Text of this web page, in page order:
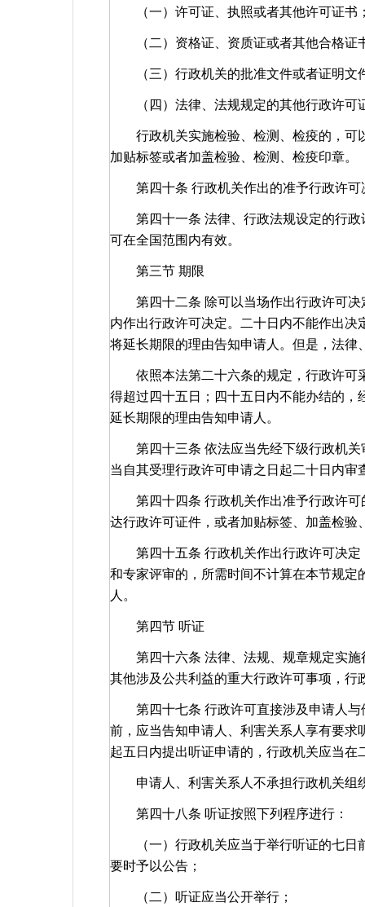
（一）许可证、执照或者其他许可证书
（二）资格证、资质证或者其他合格证
（三）行政机关的批准文件或者证明文
（四）法律、法规规定的其他行政许可
行政机关实施检验、检测、检疫的，可
加贴标签或者加盖检验、检测、检疫印章。
第四十条 行政机关作出的准予行政许可
第四十一条 法律、行政法规设定的行政
可在全国范围内有效。
第三节 期限
第四十二条 除可以当场作出行政许可决
内作出行政许可决定。二十日内不能作出
将延长期限的理由告知申请人。但是，法律
依照本法第二十六条的规定，行政许可
得超过四十五日；四十五日内不能办结的
延长期限的理由告知申请人。
第四十三条 依法应当先经下级行政机关
当自其受理行政许可申请之日起二十日内
第四十四条 行政机关作出准予行政许可
达行政许可证件，或者加贴标签、加盖检验
第四十五条 行政机关作出行政许可决定
和专家评审的，所需时间不计算在本节规
人。
第四节 听证
第四十六条 法律、法规、规章规定实施
其他涉及公共利益的重大行政许可事项，
第四十七条 行政许可直接涉及申请人与
前，应当告知申请人、利害关系人享有要
起五日内提出听证申请的，行政机关应当在
申请人、利害关系人不承担行政机关组
第四十八条 听证按照下列程序进行：
（一）行政机关应当于举行听证的七日
要时予以公告；
（二）听证应当公开举行；